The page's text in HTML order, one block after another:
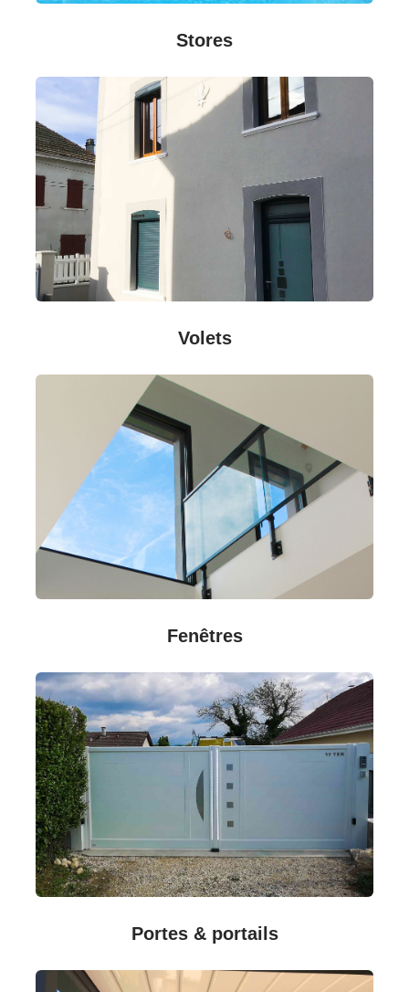
Stores
Volets
Fenêtres
Portes & portails